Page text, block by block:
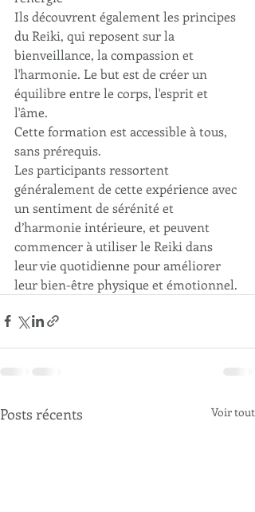
Ils découvrent également les principes
du Reiki, qui reposent sur la
bienveillance, la compassion et
l'harmonie. Le but est de créer un
équilibre entre le corps, l'esprit et
l'âme.
Cette formation est accessible à tous,
sans prérequis.
Les participants ressortent
généralement de cette expérience avec
un sentiment de sérénité et
d’harmonie intérieure, et peuvent
commencer à utiliser le Reiki dans
leur vie quotidienne pour améliorer
leur bien-être physique et émotionnel.
Posts récents Voir tout